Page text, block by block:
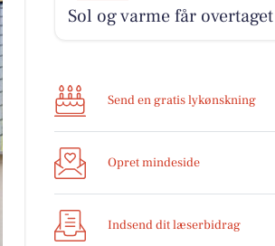
Sol og varme får
Send en gratis lykønskning
Opret mindeside
Indsend dit læserbidrag